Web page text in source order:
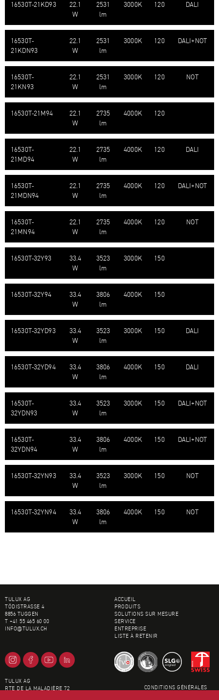
16530T-​21KD93
22.1
W
2531
lm
3000K 120 DALI
16530T-​
21KDN93
22.1
W
2531
lm
3000K 120 DALI+NOT
16530T-​
21KN93
22.1
W
2531
lm
3000K 120 NOT
16530T-​21M94
22.1
W
2735
lm
4000K 120
16530T-​
21MD94
22.1
W
2735
lm
4000K 120 DALI
16530T-​
21MDN94
22.1
W
2735
lm
4000K 120 DALI+NOT
16530T-​
21MN94
22.1
W
2735
lm
4000K 120 NOT
16530T-​32Y93
33.4
W
3523
lm
3000K 150
16530T-​32Y94
33.4
W
3806
lm
4000K 150
16530T-​32YD93
33.4
W
3523
lm
3000K 150 DALI
16530T-​32YD94
33.4
W
3806
lm
4000K 150 DALI
16530T-​
32YDN93
33.4
W
3523
lm
3000K 150 DALI+NOT
16530T-​
32YDN94
33.4
W
3806
lm
4000K 150 DALI+NOT
16530T-​32YN93
33.4
W
3523
lm
3000K 150 NOT
16530T-​32YN94
33.4
W
3806
lm
4000K 150 NOT
BAS DE PAGE
TULUX AG
TÖDISTRASSE 4
8856 TUGGEN
T +41 55 465 60 00
INFO@TULUX.CH
TULUX AG
RTE DE LA MALADIÈRE 72
ACCUEIL
PRODUITS
SOLUTIONS SUR MESURE
SERVICE
ENTREPRISE
LISTE À RETENIR
CONDITIONS GÉNÉRALES